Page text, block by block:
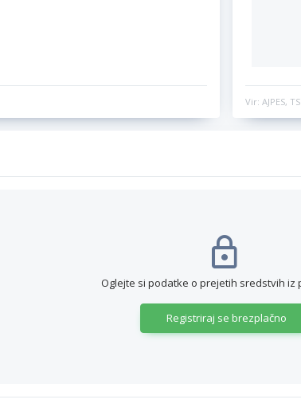
Vir: AJPES,
Oglejte si podatke o prejetih sredstvih iz
Registriraj se brezplačno